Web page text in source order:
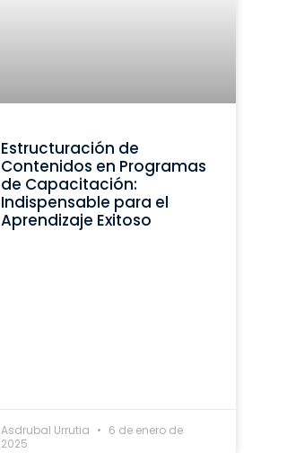
Estructuración de
Contenidos en Programas
de Capacitación:
Indispensable para el
Aprendizaje Exitoso
Asdrubal Urrutia
6 de enero de
2025